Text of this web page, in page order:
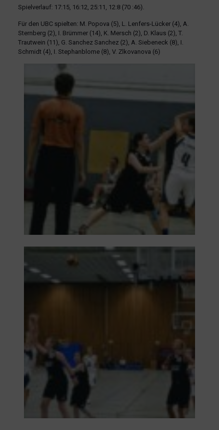
Spielverlauf: 17:15, 16:12, 25:11, 12:8 (70 :46).
Für den UBC spielten: M. Popova (5), L. Lenfers-Lücker (4), A.
Sternberg (2), I. Brümmer (14), K. Mersch (2), D. Klaus (2), T.
Trautwein (11), G. Sanchez Sanchez (2), A. Siebeneck (8), I.
Schmidt (4), I. Stephanblome (8), V. Zlkovanova (6)